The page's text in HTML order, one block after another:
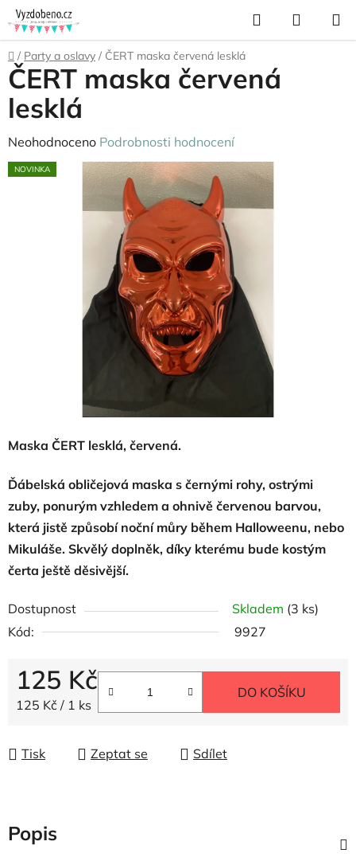
Přejít
na
obsah
Hledat
KOŠÍK
Domů
/ Party a oslavy / ČERT maska červená lesklá
Maska ČERT lesklá, červená.
Ďábelská obličejová maska s černými rohy, ostrými
zuby, ponurým vzhledem a ohnivě červenou barvou,
která jistě způsobí noční můry během Halloweenu, nebo
Mikuláše. Skvělý doplněk, díky kterému bude kostým
čerta ještě děsivější.
Dostupnost Skladem (3 ks)
Kód:
9927
125 Kč
Měrná cena:
125 Kč / 1 ks
DO KOŠÍKU
Tisk Zeptat se Sdílet
ČERT maska červená
lesklá
Průměrné
hodnocení
Neohodnoceno Podrobnosti hodnocení
NOVINKA
Popis